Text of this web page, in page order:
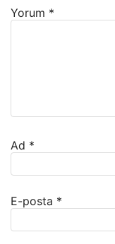
Yorum *
Ad *
E-posta *